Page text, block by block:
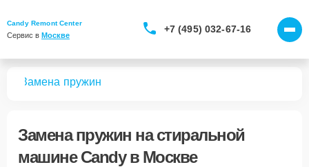
Candy Remont Center
Сервис в Москве
+7 (495) 032-67-16
Замена пружин
Замена пружин на стиральной
машине Candy в Москве